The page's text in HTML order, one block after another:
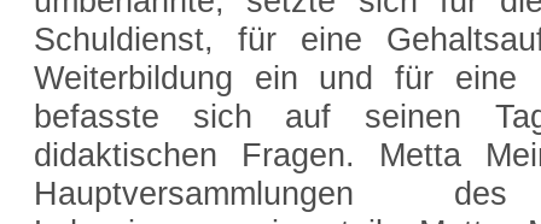
Schuldienst, für eine
Weiterbildung ein und für eine
befasste sich auf seinen
didaktischen Fragen. Metta
Hauptversammlungen